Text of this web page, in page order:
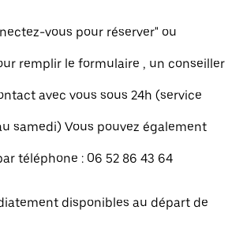
vous pour réserver" ou
remplir le formulaire , un conseiller
avec vous sous 24h (service
samedi) Vous pouvez également
téléphone : 06 52 86 43 64
disponibles au départ de